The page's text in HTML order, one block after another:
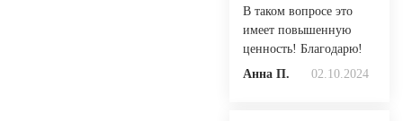
В таком вопросе это
имеет повышенную
ценность! Благодарю!
Анна П.
02.10.2024